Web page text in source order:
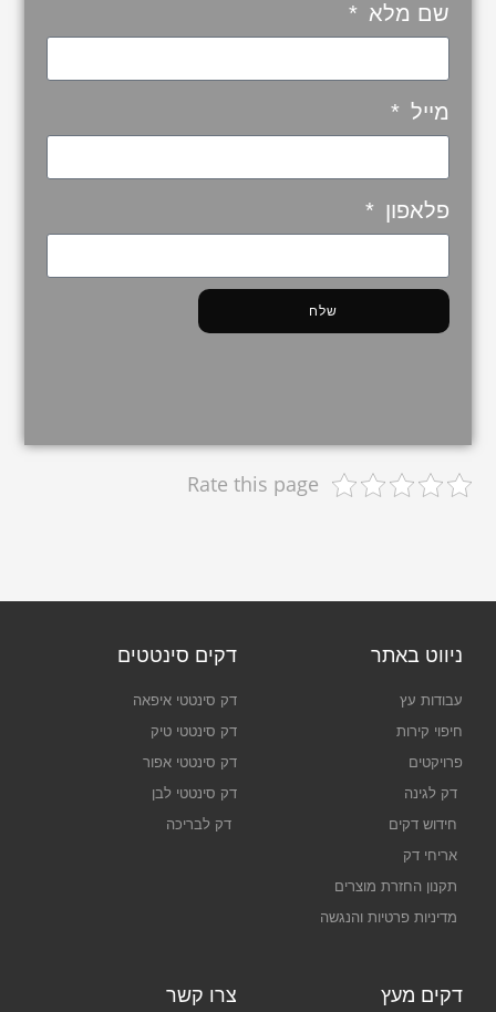
שם מלא
מייל
פלאפון
שלח
Rate this page
ניווט באתר
עבודות עץ
חיפוי קירות
פרויקטים
דק לגינה
חידוש דקים
אריחי דק
תקנון החזרת מוצרים
מדיניות פרטיות והנגשה
דקים סינטטים
דק סינטטי איפאה
דק סינטטי טיק
דק סינטטי אפור
דק סינטטי לבן
דק לבריכה
דקים מעץ צרו קשר